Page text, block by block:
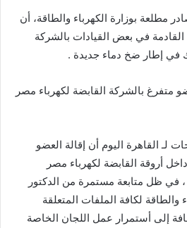
مطلعة بوزارة الكهرباء والطاقة، أن
القادمة في بعض القيادات بالشركة
في إطار ضخ دماء جديدة .
متفرغ بالشركة القابضة لكهرباء مصر
القاهرة اليوم أن إقالة العضو
أروقة القابضة لكهرباء مصر
، في ظل متابعة مستمرة من الدكتور
لكافة الملفات المتعلقة
إلى أستمرار عمل اللجان الخاصة